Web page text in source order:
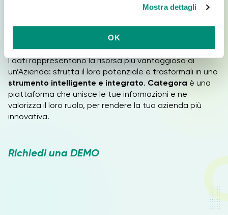
e
Mostra dettagli
OK
Tutto in un unico punto con Categora
I dati rappresentano la risorsa più vantaggiosa di
un’Azienda: sfrutta il loro potenziale e trasformali in uno
strumento intelligente e integrato. Categora è una
piattaforma che unisce le tue informazioni e ne
valorizza il loro ruolo, per rendere la tua azienda più
innovativa.
Richiedi una DEMO